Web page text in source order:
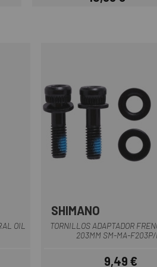
Precio
OIL
SHIMANO
TORNILLOS ADAPTADOR
203MM SM-MA-
9,49 €